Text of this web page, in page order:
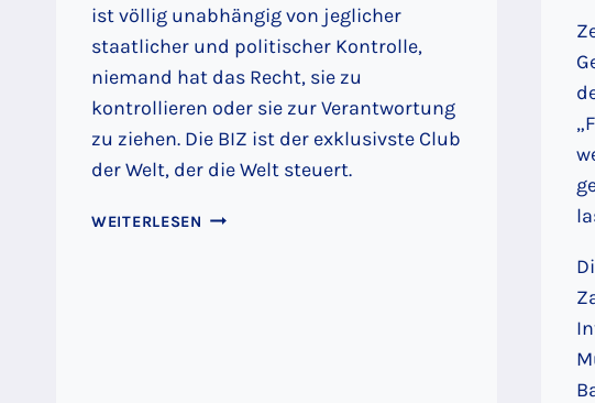
ist völlig unabhängig von jeglicher
staatlicher und politischer Kontrolle,
niemand hat das Recht, sie zu
kontrollieren oder sie zur Verantwortung
zu ziehen. Die BIZ ist der exklusivste Club
der Welt, der die Welt steuert.
WEITERLESEN DER